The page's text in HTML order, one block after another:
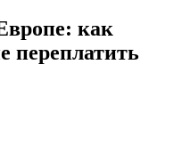
как
переплатить